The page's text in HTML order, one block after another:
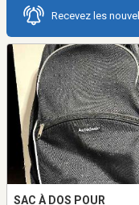
Recevez les
SAC À DOS POUR